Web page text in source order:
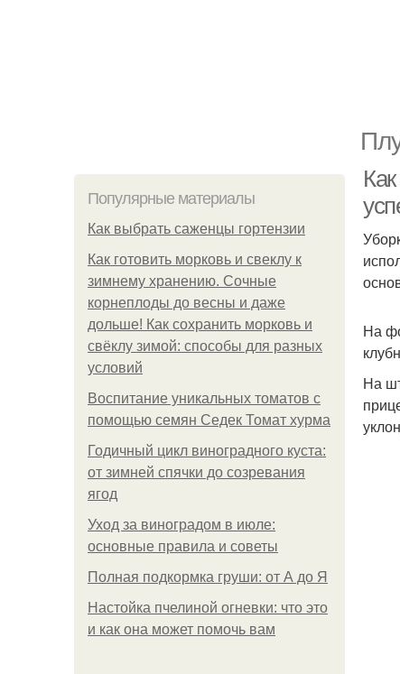
Популярные материалы
Как выбрать саженцы гортензии
Как готовить морковь и свеклу к
зимнему хранению. Сочные
корнеплоды до весны и даже
дольше! Как сохранить морковь и
свёклу зимой: способы для разных
условий
Воспитание уникальных томатов с
помощью семян Седек Томат хурма
Годичный цикл виноградного куста:
от зимней спячки до созревания
ягод
Уход за виноградом в июле:
основные правила и советы
Полная подкормка груши: от А до Я
Настойка пчелиной огневки: что это
и как она может помочь вам
На
На